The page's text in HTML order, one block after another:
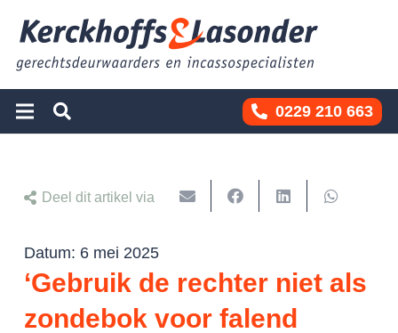
0229 210 663
Deel dit artikel via
Datum: 6 mei 2025
‘Gebruik de rechter niet als
zondebok voor falend